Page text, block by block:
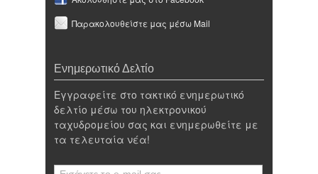
Παρακολουθείστε μας μέσω Mail
Ενημερωτικό Δελτίο
Εγγραφείτε στο τακτικό ενημερωτικό
δελτίο μέσω του ηλεκτρονικού
ταχυδρομείου σας και ενημερωθείτε με
τα τελευταία νέα!